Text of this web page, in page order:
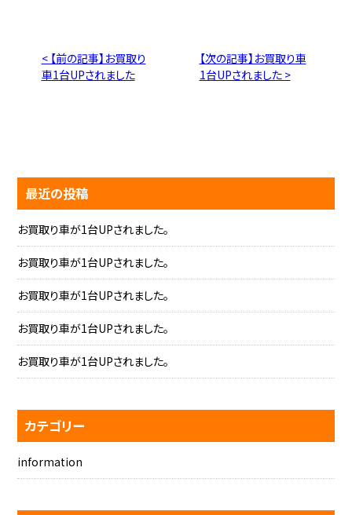
< 【前の記事】お買取り
車1台UPされました
【次の記事】お買取り車
1台UPされました >
最近の投稿
お買取り車が1台UPされました。
お買取り車が1台UPされました。
お買取り車が1台UPされました。
お買取り車が1台UPされました。
お買取り車が1台UPされました。
カテゴリー
information